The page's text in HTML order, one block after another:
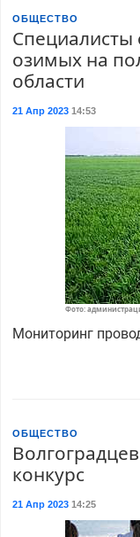
ОБЩЕСТВО
Специалисты
озимых на
области
21 Апр 202314:53
Фото:
Мониторинг
ОБЩЕСТВО
конкурс
21 Апр 202314:25